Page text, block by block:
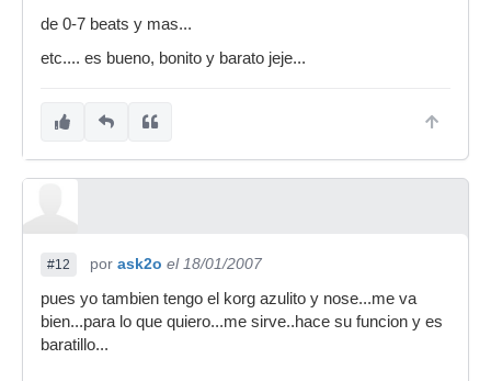
de 0-7 beats y mas...
etc.... es bueno, bonito y barato jeje...
#12 por ask2o el 18/01/2007
pues yo tambien tengo el korg azulito y nose...me va
bien...para lo que quiero...me sirve..hace su funcion y es
baratillo...